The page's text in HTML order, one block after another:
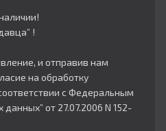
!
и отправив нам
на обработку
с Федеральным
от 27.07.2006 N 152-